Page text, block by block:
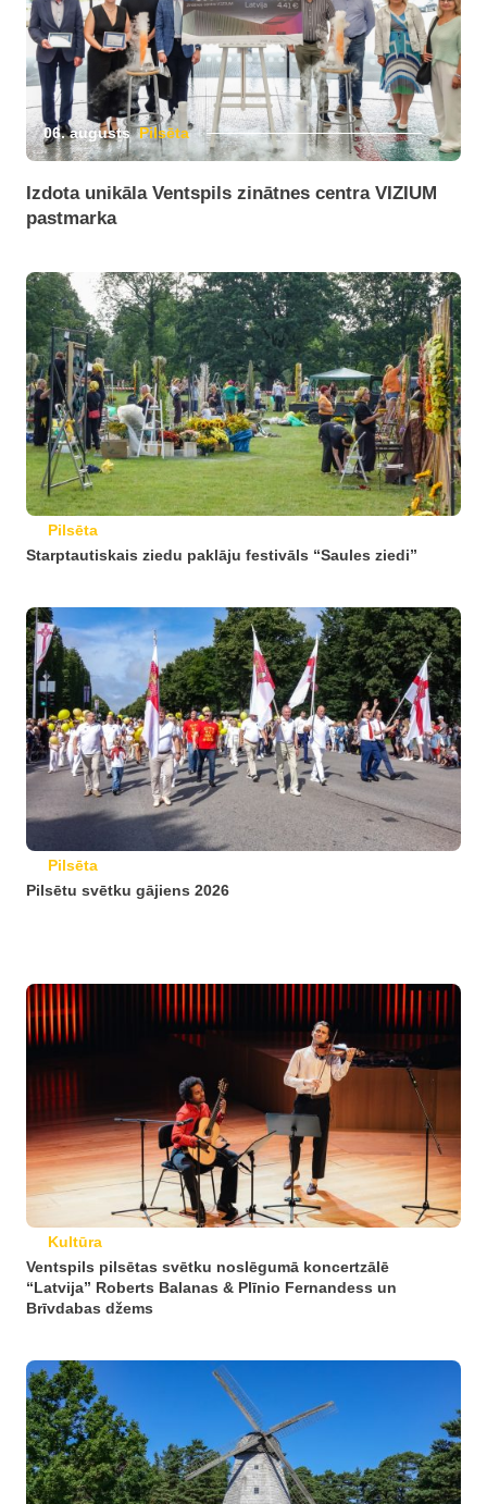
06. augusts Pilsēta
Izdota unikāla Ventspils zinātnes centra VIZIUM
pastmarka
Pilsēta
Starptautiskais ziedu paklāju festivāls “Saules ziedi”
Pilsēta
Pilsētu svētku gājiens 2026
Kultūra
Ventspils pilsētas svētku noslēgumā koncertzālē
“Latvija” Roberts Balanas & Plīnio Fernandess un
Brīvdabas džems